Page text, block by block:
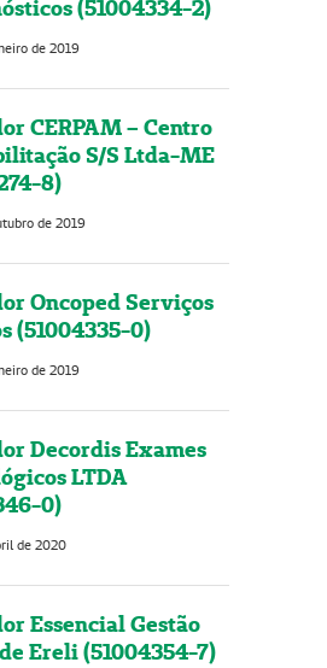
(51004334-2)
de 2019
CERPAM – Centro
S/S Ltda-ME
8)
de 2019
Oncoped Serviços
(51004335-0)
de 2019
Decordis Exames
LTDA
0)
de 2020
Essencial Gestão
Ereli (51004354-7)